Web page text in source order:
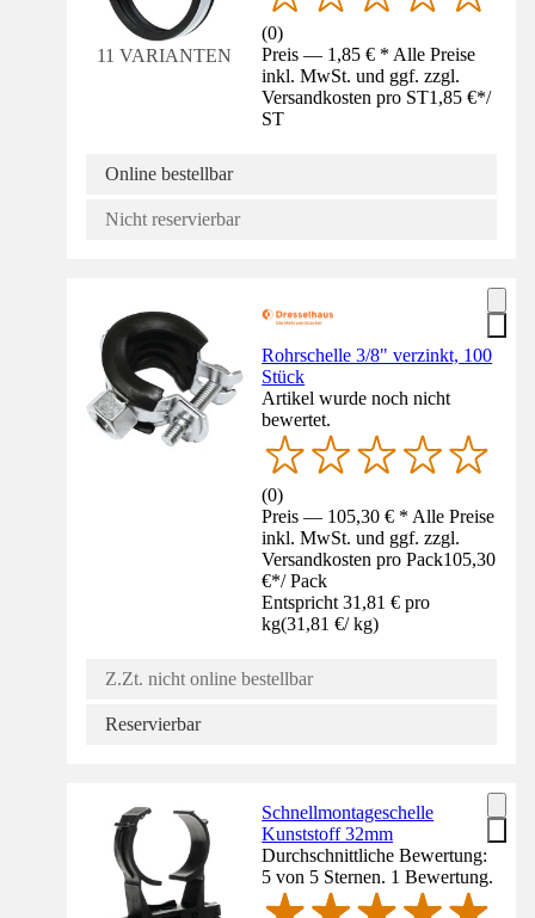
11 VARIANTEN
(0)
Preis — 1,85 € * Alle Preise
inkl. MwSt. und ggf. zzgl.
Versandkosten pro ST1,85 €*/
ST
Online bestellbar
Nicht reservierbar
Rohrschelle 3/8" verzinkt, 100
Stück
Artikel wurde noch nicht
bewertet.
(0)
Preis — 105,30 € * Alle Preise
inkl. MwSt. und ggf. zzgl.
Versandkosten pro Pack105,30
€*/ Pack
Entspricht 31,81 € pro
kg(31,81 €/ kg)
Z.Zt. nicht online bestellbar
Reservierbar
Schnellmontageschelle
Kunststoff 32mm
Durchschnittliche Bewertung:
5 von 5 Sternen. 1 Bewertung.